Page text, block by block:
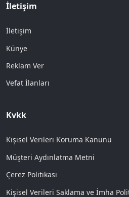
İletişim
İletişim
Künye
Reklam Ver
Vefat İlanları
Kvkk
Kişisel Verileri Koruma Kanunu
Müşteri Aydınlatma Metni
Çerez Politikası
Kişisel Verileri Saklama ve İmha